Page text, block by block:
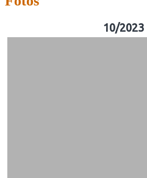
10/2023